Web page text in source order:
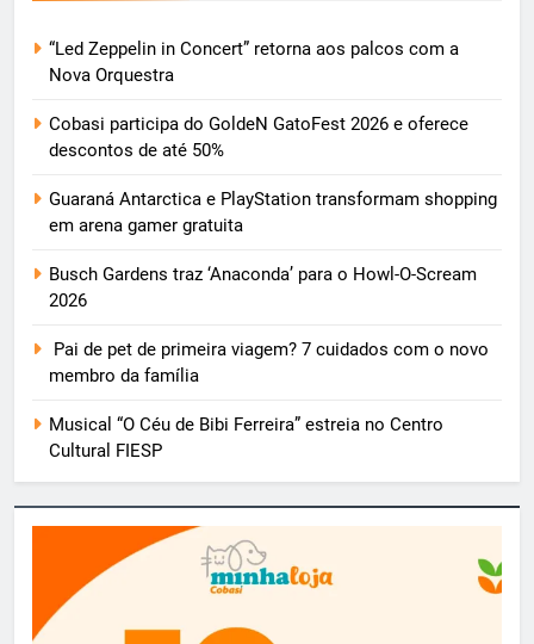
“Led Zeppelin in Concert” retorna aos palcos com a
Nova Orquestra
Cobasi participa do GoldeN GatoFest 2026 e oferece
descontos de até 50%
Guaraná Antarctica e PlayStation transformam shopping
em arena gamer gratuita
Busch Gardens traz ‘Anaconda’ para o Howl-O-Scream
2026
Pai de pet de primeira viagem? 7 cuidados com o novo
membro da família
Musical “O Céu de Bibi Ferreira” estreia no Centro
Cultural FIESP